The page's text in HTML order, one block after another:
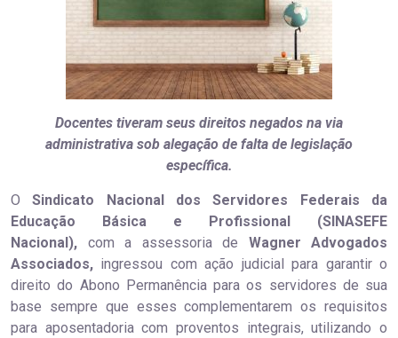
Docentes tiveram seus direitos negados na via
administrativa sob alegação de falta de legislação
específica.
OSindicato Nacional dos Servidores Federais da
Educação Básica e Profissional (SINASEFE
Nacional), com a assessoria de Wagner Advogados
Associados, ingressou com ação judicial para garantir o
direito do Abono Permanência para os servidores de sua
base sempre que esses complementarem os requisitos
para aposentadoria com proventos integrais, utilizando o